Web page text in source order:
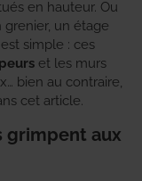
en hauteur. Ou
un étage
simple : ces
et les murs
bien au contraire,
cet article.
grimpent aux